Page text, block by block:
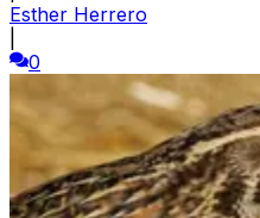
Esther Herrero
0